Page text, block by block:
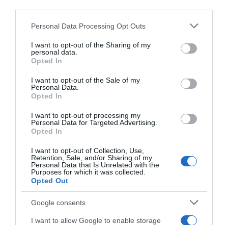
Please note that this website/app uses one or more Google
not limited to your visit or usage behaviour. You may click to
grant or deny consent to Google and its third-party tags to
use your data for below specified purposes in below Google
consent section.
Personal Data Processing Opt Outs
I want to opt-out of the Sharing of my
personal data.
Opted In
I want to opt-out of the Sale of my
Personal Data.
Opted In
I want to opt-out of processing my
Personal Data for Targeted Advertising.
Opted In
I want to opt-out of Collection, Use,
Retention, Sale, and/or Sharing of my
Personal Data that Is Unrelated with the
Purposes for which it was collected.
Opted Out
Google consents
I want to allow Google to enable storage
ΟΙΚΟΝΟΜΙΑ
Ψηφιακή διακίνηση αποθεμάτων: Η νέα
εποχή για επιχειρήσεις, λογιστές, πολιτεία –
Τι πρέπει να γνωρίζετε